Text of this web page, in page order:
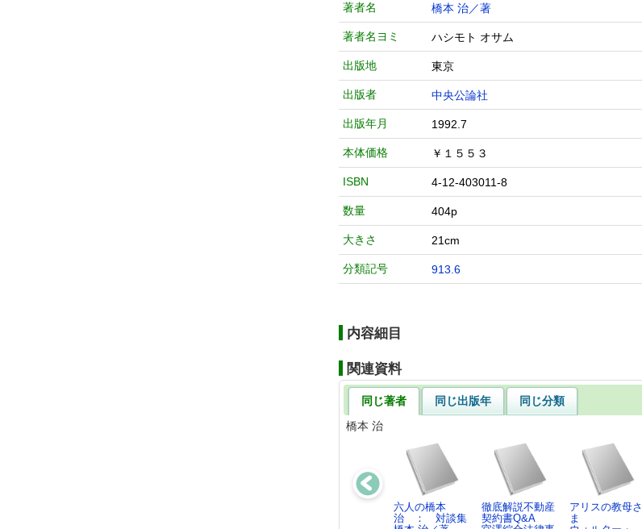
著者名 橋本 治／著
著者名ヨミ ハシモト オサム
出版地 東京
出版者 中央公論社
出版年月 1992.7
本体価格 ￥１５５３
ISBN 4-12-403011-8
数量 404p
大きさ 21cm
分類記号 913.6
内容細目
関連資料
同じ著者 同じ出版年
同じ分類
橋本 治
六人の橋本
治 ： 対談集
徹底解説不動産
契約書Q&A
アリスの教母さ
ま